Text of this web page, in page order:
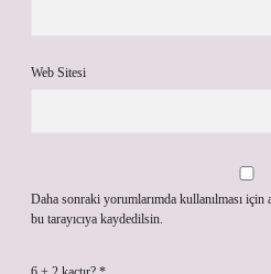
Web Sitesi
Daha sonraki yorumlarımda kullanılması için
bu tarayıcıya kaydedilsin.